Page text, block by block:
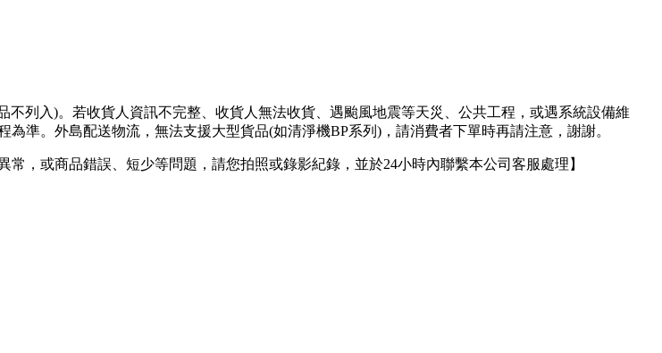
列入)。若收貨人資訊不完整、收貨人無法收貨、遇颱風地震等天災、公共工程，或遇系統設備維
準。外島配送物流，無法支援大型貨品(如清淨機BP系列)，請消費者下單時再請注意，謝謝。
，或商品錯誤、短少等問題，請您拍照或錄影紀錄，並於24小時內聯繫本公司客服處理】